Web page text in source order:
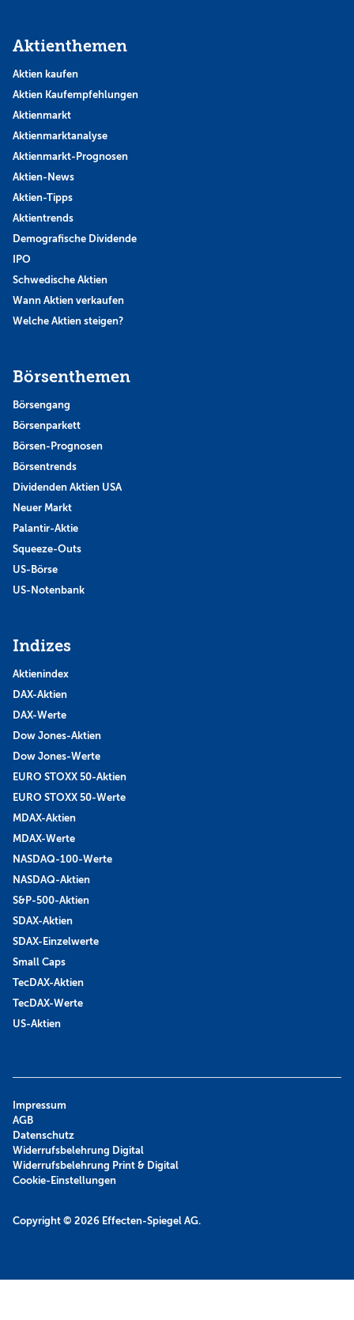
Aktienthemen
Aktien kaufen
Aktien Kaufempfehlungen
Aktienmarkt
Aktienmarktanalyse
Aktienmarkt-Prognosen
Aktien-News
Aktien-Tipps
Aktientrends
Demografische Dividende
IPO
Schwedische Aktien
Wann Aktien verkaufen
Welche Aktien steigen?
Börsenthemen
Börsengang
Börsenparkett
Börsen-Prognosen
Börsentrends
Dividenden Aktien USA
Neuer Markt
Palantir-Aktie
Squeeze-Outs
US-Börse
US-Notenbank
Indizes
Aktienindex
DAX-Aktien
DAX-Werte
Dow Jones-Aktien
Dow Jones-Werte
EURO STOXX 50-Aktien
EURO STOXX 50-Werte
MDAX-Aktien
MDAX-Werte
NASDAQ-100-Werte
NASDAQ-Aktien
S&P-500-Aktien
SDAX-Aktien
SDAX-Einzelwerte
Small Caps
TecDAX-Aktien
TecDAX-Werte
US-Aktien
Copyright © 2026 Effecten-Spiegel AG.
Impressum
AGB
Datenschutz
Widerrufsbelehrung Digital
Widerrufsbelehrung Print & Digital
Cookie-Einstellungen